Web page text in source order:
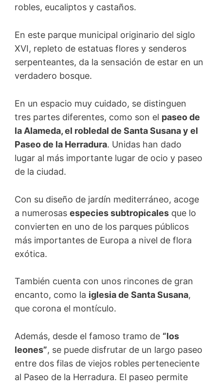
robles, eucaliptos y castaños.
En este parque municipal originario del siglo
XVI, repleto de estatuas flores y senderos
serpenteantes, da la sensación de estar en un
verdadero bosque.
En un espacio muy cuidado, se distinguen
tres partes diferentes, como son el paseo de
la Alameda, el robledal de Santa Susana y el
Paseo de la Herradura. Unidas han dado
lugar al más importante lugar de ocio y paseo
de la ciudad.
Con su diseño de jardín mediterráneo, acoge
a numerosas especies subtropicales que lo
convierten en uno de los parques públicos
más importantes de Europa a nivel de flora
exótica.
También cuenta con unos rincones de gran
encanto, como la iglesia de Santa Susana,
que corona el montículo.
Además, desde el famoso tramo de “los
leones”, se puede disfrutar de un largo paseo
entre dos filas de viejos robles perteneciente
al Paseo de la Herradura. El paseo permite